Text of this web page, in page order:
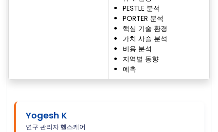
PESTLE 분석
PORTER 분석
핵심 기술 환경
가치 사슬 분석
비용 분석
지역별 동향
예측
Yogesh K
연구 관리자 헬스케어